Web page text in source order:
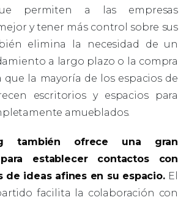
permiten a las empresas
y tener más control sobre sus
elimina la necesidad de un
a largo plazo o la compra
que la mayoría de los espacios de
escritorios y espacios para
amueblados.
también ofrece una gran
establecer contactos con
de ideas afines en su espacio. El
facilita la colaboración con